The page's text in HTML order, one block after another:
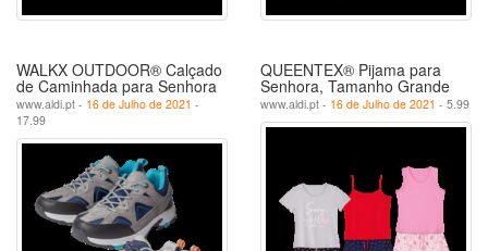
WALKX OUTDOOR® Calçado
de Caminhada para Senhora
www.aldi.pt - 16 de Julho de 2021 -
17.99
QUEENTEX® Pijama para
Senhora, Tamanho Grande
www.aldi.pt - 16 de Julho de 2021 - 5.99